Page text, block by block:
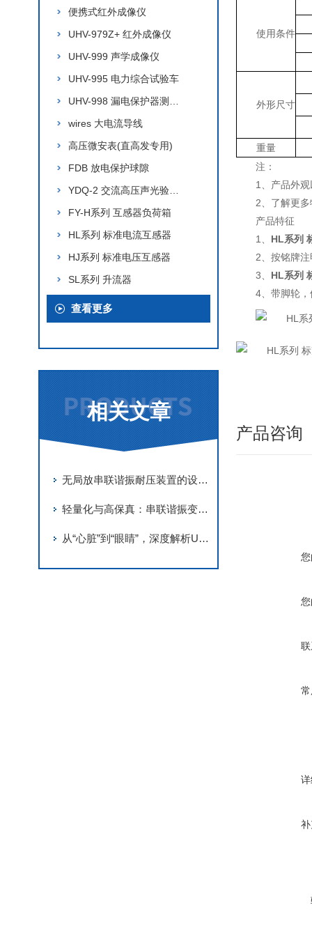
便携式红外成像仪
UHV-979Z+ 红外成像仪
UHV-999 声学成像仪
UHV-995 电力综合试验车
wires 大电流导线
高压微安表(直高发专用)
FDB 放电保护球隙
FY-H系列 互感器负荷箱
HL系列 标准电流互感器
HJ系列 标准电压互感器
SL系列 升流器
查看更多
相关文章
无局放串联谐振耐压装置的设计原理与“零局放“指标实现的关键技术
轻量化与高保真：串联谐振变频电源在高压电缆耐压试验中的优势与规范
从“心脏”到“眼睛”，深度解析UHV电缆交流耐压串联谐振的精密结构
使用条件
外形尺寸
重量
注：
1、产品外
2、了解更
产品特征
1、 HL系列
2、按铭牌
3、 HL系列
4、带脚轮
产品咨询